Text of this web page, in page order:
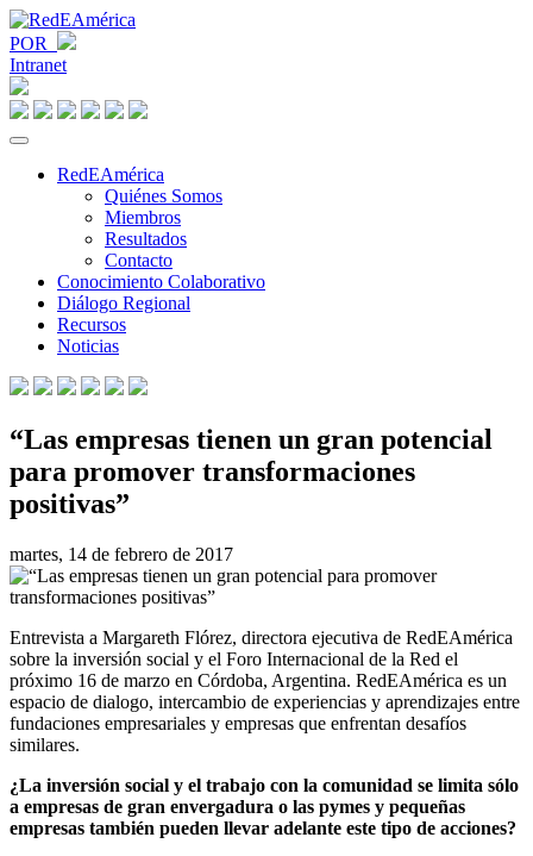
POR
Intranet
RedEAmérica
Quiénes Somos
Miembros
Resultados
Contacto
Conocimiento Colaborativo
Diálogo Regional
Recursos
Noticias
“Las empresas tienen un gran potencial
para promover transformaciones
positivas”
martes, 14 de febrero de 2017
Entrevista a Margareth Flórez, directora ejecutiva de RedEAmérica
sobre la inversión social y el Foro Internacional de la Red el
próximo 16 de marzo en Córdoba, Argentina. RedEAmérica es un
espacio de dialogo, intercambio de experiencias y aprendizajes entre
fundaciones empresariales y empresas que enfrentan desafíos
similares.
¿La inversión social y el trabajo con la comunidad se limita sólo
a empresas de gran envergadura o las pymes y pequeñas
empresas también pueden llevar adelante este tipo de acciones?